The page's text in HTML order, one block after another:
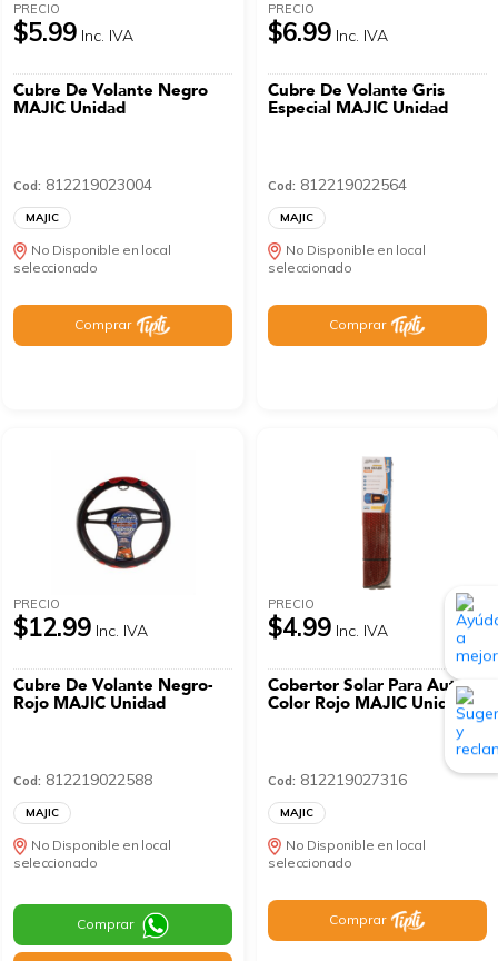
PRECIO
$5.99 Inc. IVA
Cubre De Volante Negro
MAJIC Unidad
Cod: 812219023004
MAJIC
No Disponible en local
seleccionado
Comprar
PRECIO
$6.99 Inc. IVA
Cubre De Volante Gris
Especial MAJIC Unidad
Cod: 812219022564
MAJIC
No Disponible en local
seleccionado
Comprar
PRECIO
$12.99 Inc. IVA
Cubre De Volante Negro-
Rojo MAJIC Unidad
Cod: 812219022588
MAJIC
No Disponible en local
seleccionado
Comprar
PRECIO
$4.99 Inc. IVA
Cobertor Solar Para Auto
Color Rojo MAJIC Unidad
Cod: 812219027316
MAJIC
No Disponible en local
seleccionado
Comprar